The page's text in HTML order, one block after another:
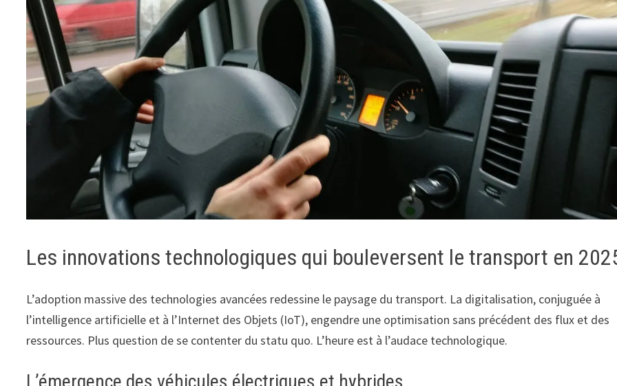
Les innovations technologiques qui bouleversent le transport en
L’adoption massive des technologies avancées redessine le paysage du transport. La digitalisation, conjuguée à
l’intelligence artificielle et à l’Internet des Objets (IoT), engendre une optimisation sans précédent des flux et des
ressources. Plus question de se contenter du statu quo. L’heure est à l’audace technologique.
L’émergence des véhicules électriques et hybrides